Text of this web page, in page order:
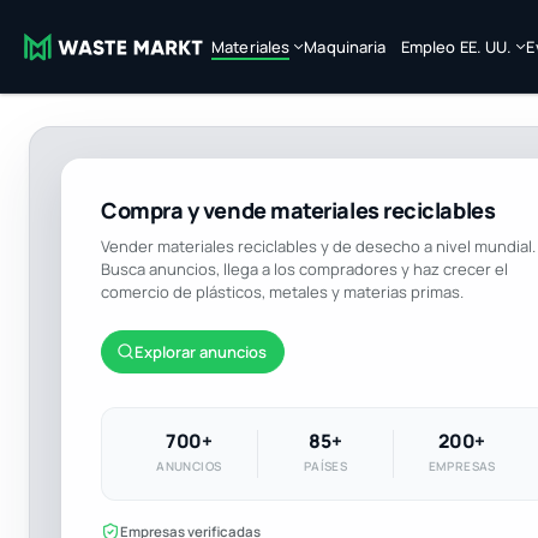
Materiales Maquinaria Empleo EE. UU.
Compra y vende materiales reciclables
Vender materiales reciclables y de desecho a nivel mundial.
Busca anuncios, llega a los compradores y haz crecer el
comercio de plásticos, metales y materias primas.
Explorar anuncios
700+
ANUNCIOS
85+
PAÍSES
200+
EMPRESAS
Empresas verificadas